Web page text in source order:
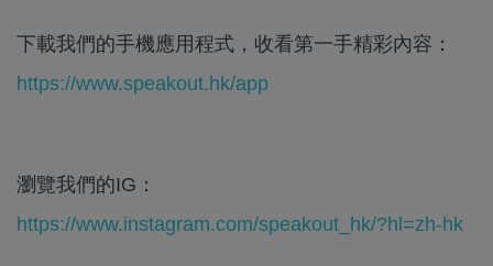
下載我們的手機應用程式，收看第一手精彩內容：
https://www.speakout.hk/app
瀏覽我們的IG：
https://www.instagram.com/speakout_hk/?hl=zh-hk